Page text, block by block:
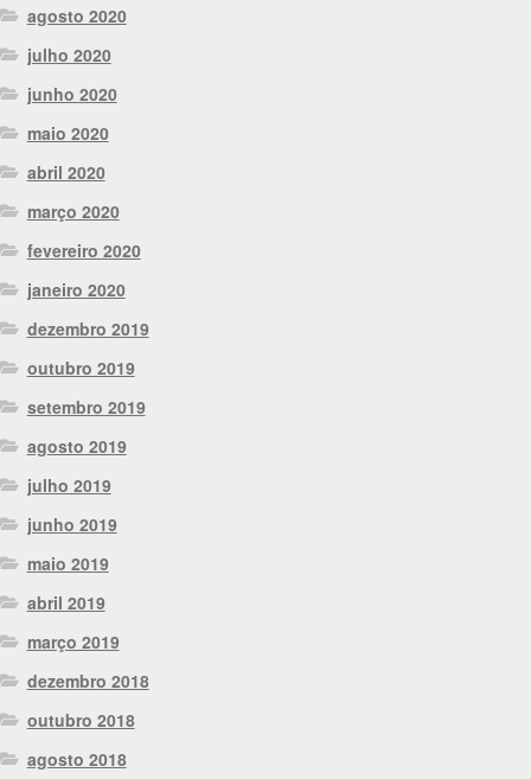
agosto 2020
julho 2020
junho 2020
maio 2020
abril 2020
março 2020
fevereiro 2020
janeiro 2020
dezembro 2019
outubro 2019
setembro 2019
agosto 2019
julho 2019
junho 2019
maio 2019
abril 2019
março 2019
dezembro 2018
outubro 2018
agosto 2018